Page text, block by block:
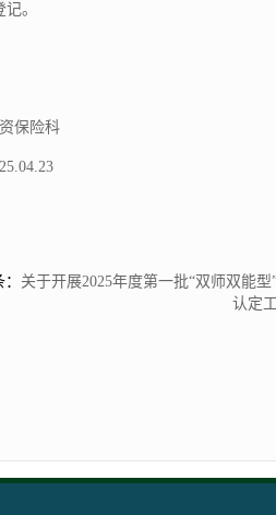
。
关于开展2025年度第一批“双师双能型
认定